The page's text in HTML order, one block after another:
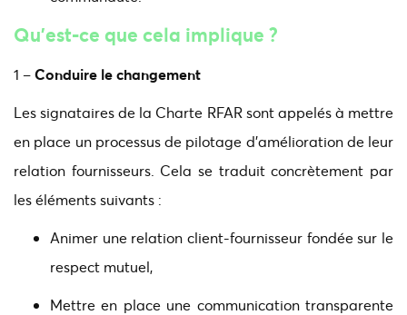
Qu’est-ce que cela implique ?
1 –Conduire le changement
Les signataires de la Charte RFAR sont appelés à mettre
en place un processus de pilotage d’amélioration de leur
relation fournisseurs. Cela se traduit concrètement par
les éléments suivants :
Animer une relation client-fournisseur fondée sur le
respect mutuel,
Mettre en place une communication transparente